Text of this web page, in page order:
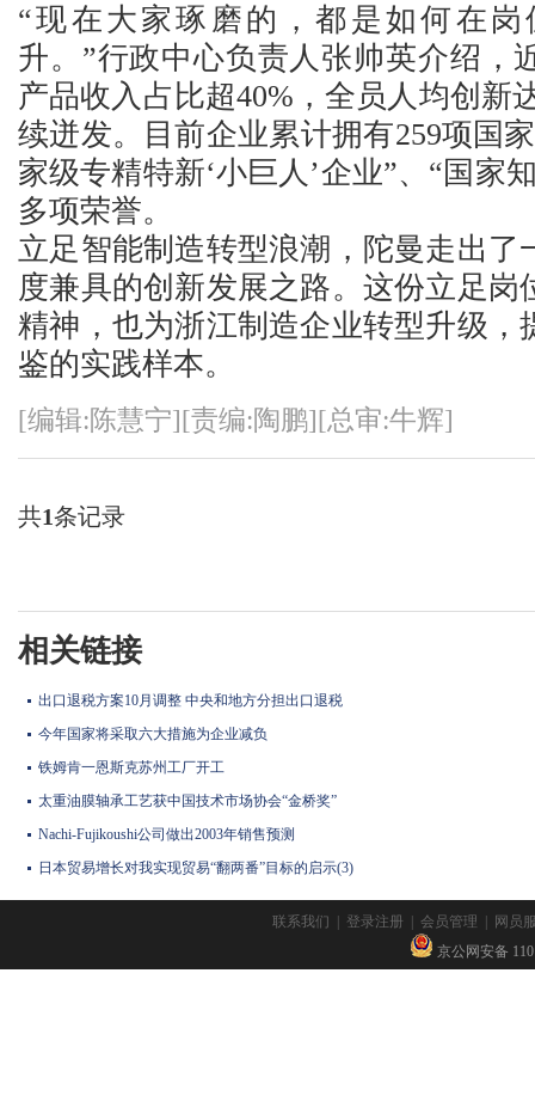
“现在大家琢磨的，都是如何在
升。”行政中心负责人张帅英介绍，
产品收入占比超40%，全员人均创新
续迸发。目前企业累计拥有259项国
家级专精特新‘小巨人’企业”、“国家
多项荣誉。
立足智能制造转型浪潮，陀曼走出了
度兼具的创新发展之路。这份立足岗
精神，也为浙江制造企业转型升级，
鉴的实践样本。
[编辑:陈慧宁][责编:陶鹏][总审:牛辉]
共1条记录
相关链接
出口退税方案10月调整 中央和地方分担出口退税
今年国家将采取六大措施为企业减负
铁姆肯一恩斯克苏州工厂开工
太重油膜轴承工艺获中国技术市场协会“金桥奖”
Nachi-Fujikoushi公司做出2003年销售预测
日本贸易增长对我实现贸易“翻两番”目标的启示(3)
联系我们 | 登录注册 | 会员管理 | 网员
京公网安备